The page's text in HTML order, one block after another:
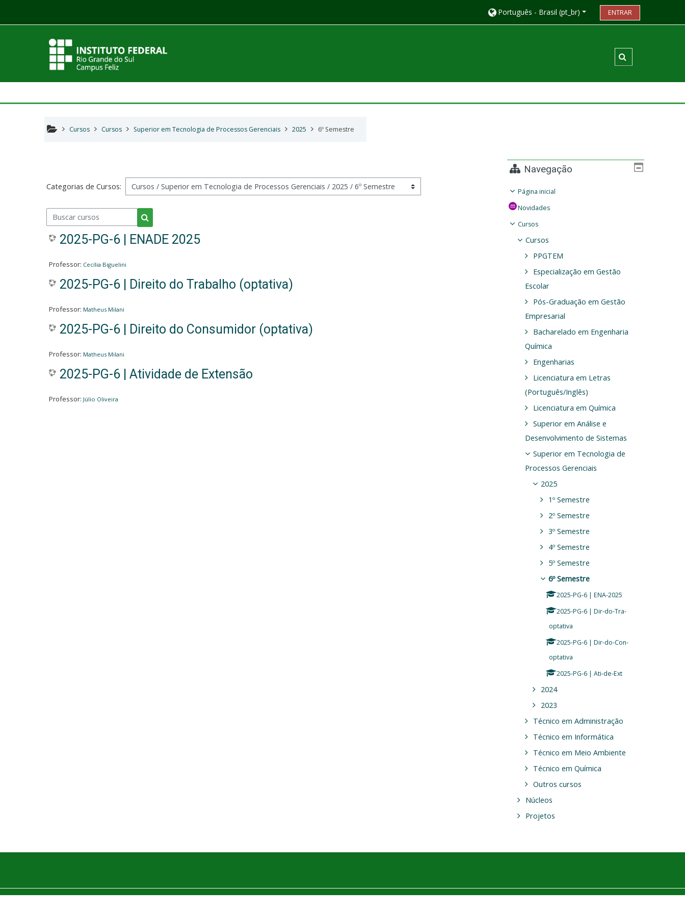
Português - Brasil ‎(pt_br)‎ ENTRAR
Cursos Cursos Superior em Tecnologia de Processos Gerenciais 2025 6º Semestre
Categorias de Cursos:
Buscar cursos
Buscar cursos
2025-PG-6 | ENADE 2025
Professor: Cecília Biguelini
2025-PG-6 | Direito do Trabalho (optativa)
Professor: Matheus Milani
2025-PG-6 | Direito do Consumidor (optativa)
Professor: Matheus Milani
2025-PG-6 | Atividade de Extensão
Professor: Júlio Oliveira
Navegação
Página inicial
Novidades
Cursos
Cursos
PPGTEM
Especialização em Gestão
Escolar
Pós-Graduação em Gestão
Empresarial
Bacharelado em Engenharia
Química
Engenharias
Licenciatura em Letras
(Português/Inglês)
Licenciatura em Química
Superior em Análise e
Desenvolvimento de Sistemas
Superior em Tecnologia de
Processos Gerenciais
2025
1º Semestre
2º Semestre
3º Semestre
4º Semestre
5º Semestre
6º Semestre
2025-PG-6 | ENA-2025
2025-PG-6 | Dir-do-Tra-
optativa
2025-PG-6 | Dir-do-Con-
optativa
2025-PG-6 | Ati-de-Ext
2024
2023
Técnico em Administração
Técnico em Informática
Técnico em Meio Ambiente
Técnico em Química
Outros cursos
Núcleos
Projetos